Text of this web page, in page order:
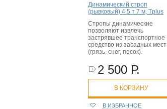
Динамический строп
(рывковый) 4.5 т 7 м, Tplus
Стропы динамические
позволяют извлечь
застрявшее транспортное
средство из засадных мест
(грязь, снег, песок).
2 500 Р.
В КОРЗИНУ
В ИЗБРАННОЕ